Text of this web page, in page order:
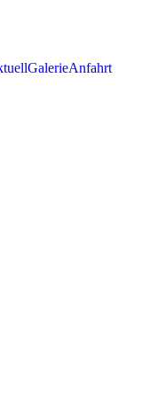
GalerieAnfahrt